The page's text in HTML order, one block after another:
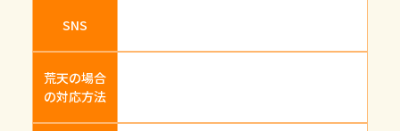
SNS
荒天の場合
の対応方法